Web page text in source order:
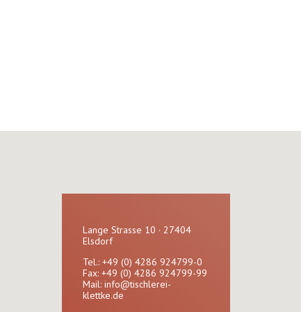
Lange Strasse 10 · 27404
Elsdorf
Tel.: +49 (0) 4286 924799-0
Fax: +49 (0) 4286 924799-99
Mail: info@tischlerei-
klettke.de